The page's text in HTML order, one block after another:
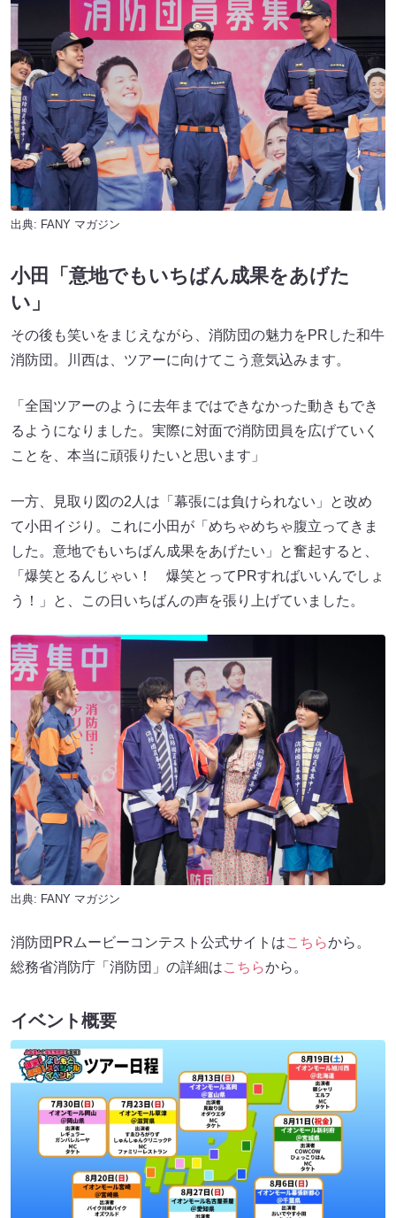
出典: FANY マガジン
小田「意地でもいちばん成果をあげた
い」
その後も笑いをまじえながら、消防団の魅力をPRした和牛
消防団。川西は、ツアーに向けてこう意気込みます。
「全国ツアーのように去年まではできなかった動きもでき
るようになりました。実際に対面で消防団員を広げていく
ことを、本当に頑張りたいと思います」
一方、見取り図の2人は「幕張には負けられない」と改め
て小田イジり。これに小田が「めちゃめちゃ腹立ってきま
した。意地でもいちばん成果をあげたい」と奮起すると、
「爆笑とるんじゃい！ 爆笑とってPRすればいいんでしょ
う！」と、この日いちばんの声を張り上げていました。
出典: FANY マガジン
消防団PRムービーコンテスト公式サイトはこちらから。
総務省消防庁「消防団」の詳細はこちらから。
イベント概要